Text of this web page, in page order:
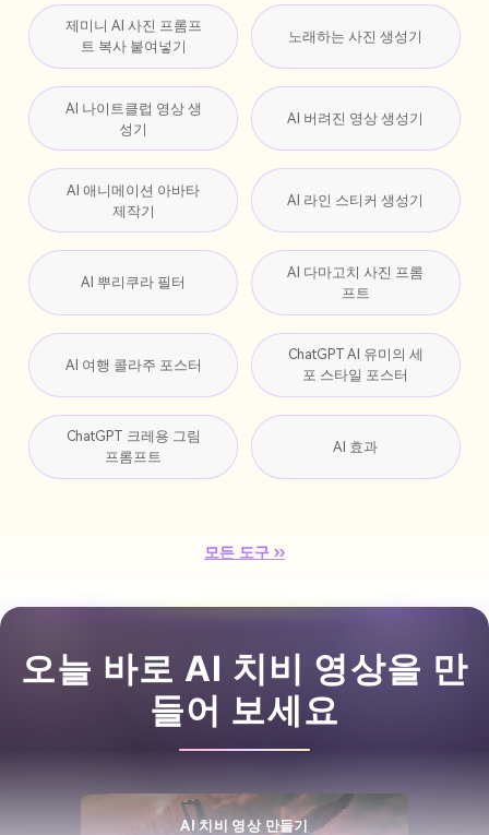
제미니 AI 사진 프롬프
트 복사 붙여넣기
노래하는 사진 생성기
AI 나이트클럽 영상 생
성기
AI 버려진 영상 생성기
AI 애니메이션 아바타
제작기
AI 라인 스티커 생성기
AI 뿌리쿠라 필터
AI 다마고치 사진 프롬
프트
AI 여행 콜라주 포스터
ChatGPT AI 유미의 세
포 스타일 포스터
ChatGPT 크레용 그림
프롬프트
AI 효과
모든 도구 ››
오늘 바로 AI 치비 영상을 만
들어 보세요
AI 치비 영상 만들기